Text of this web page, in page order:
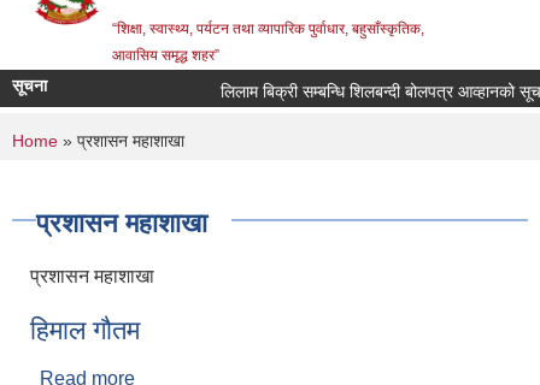
“शिक्षा, स्वास्थ्य, पर्यटन तथा व्यापारिक पुर्वाधार, बहुसाँस्कृतिक,
आवासिय समृद्ध शहर”
सूचना लिलाम बिक्री सम्बन्धि शिलबन्दी बोलपत्र
You are here
Home » प्रशासन महाशाखा
प्रशासन महाशाखा
प्रशासन महाशाखा
हिमाल गौतम
Read more